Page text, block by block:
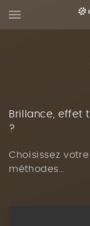
Brillance, effet
?
Choisissez
méthodes…